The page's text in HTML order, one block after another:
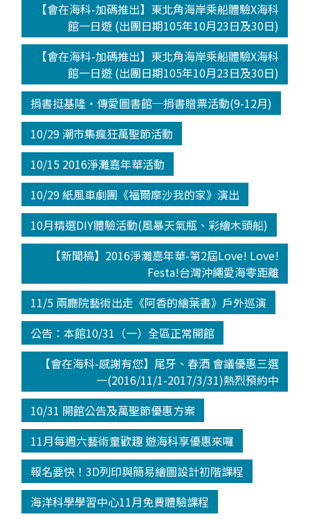
【會在海科-加碼推出】東北角海岸乘船體驗X海科
館一日遊 (出團日期105年10月23日及30日)
【會在海科-加碼推出】東北角海岸乘船體驗X海科
館一日遊 (出團日期105年10月23日及30日)
捐書挺基隆‧傳愛圖書館─捐書贈票活動(9-12月)
10/29 潮市集瘋狂萬聖節活動
10/15 2016淨灘嘉年華活動
10/29 紙風車劇團《福爾摩沙我的家》演出
10月精選DIY體驗活動(風暴天氣瓶、彩繪木頭船)
【新聞稿】2016淨灘嘉年華-第2屆Love! Love!
Festa!台灣沖繩愛海零距離
11/5 兩廳院藝術出走《阿香的繪葉書》戶外巡演
公告：本館10/31（一）全區正常開館
【會在海科-感謝有您】尾牙、春酒 會議優惠三選
一(2016/11/1-2017/3/31)熱烈預約中
10/31 開館公告及萬聖節優惠方案
11月每週六藝術童歡趣 遊海科享優惠來囉
報名要快！3D列印與簡易繪圖設計初階課程
海洋科學學習中心11月免費體驗課程